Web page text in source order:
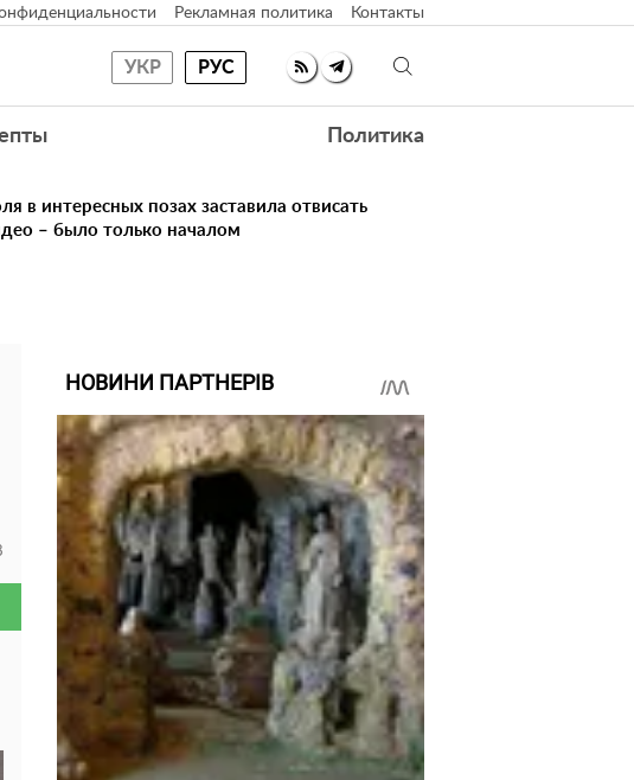
Рекламная политика Контакты
УКР РУС
Политика
в интересных позах заставила отвисать
– было только началом
НОВИНИ ПАРТНЕРІВ